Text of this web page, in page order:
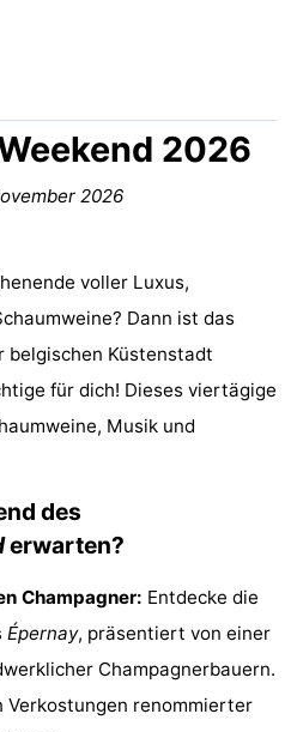
2026
2026
voller Luxus,
Dann ist das
belgischen Küstenstadt
für dich! Dieses viertägige
Musik und
des
erwarten?
Champagner: Entdecke die
Épernay, präsentiert von einer
Champagnerbauern.
Verkostungen renommierter